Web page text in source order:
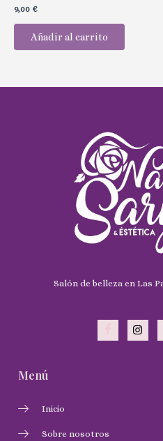
Valorado
con
0
9,00 €
Añadir al carrito
Salón de belleza en Las
Menú
Inicio
Sobre nosotros